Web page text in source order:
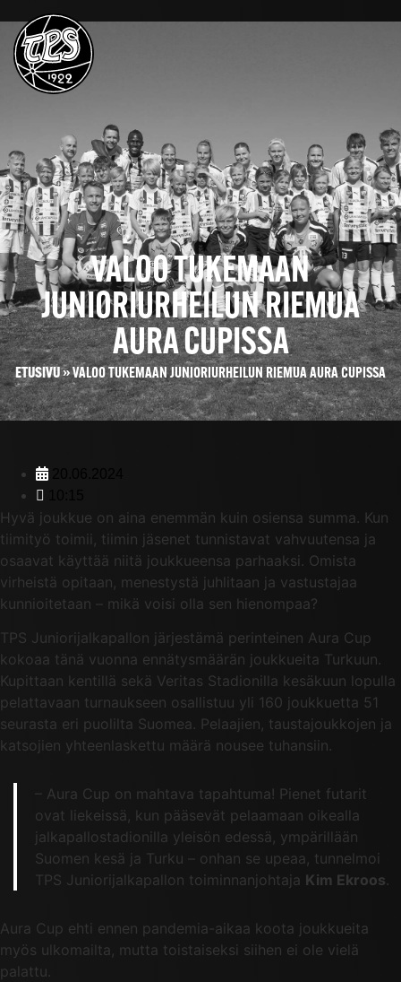
VALOO TUKEMAAN
JUNIORIURHEILUN RIEMUA
AURA CUPISSA
ETUSIVU»VALOO TUKEMAAN JUNIORIURHEILUN RIEMUA AURA CUPISSA
Hyvä joukkue on aina enemmän kuin osiensa summa. Kun
tiimityö toimii, tiimin jäsenet tunnistavat vahvuutensa ja
osaavat käyttää niitä joukkueensa parhaaksi. Omista
virheistä opitaan, menestystä juhlitaan ja vastustajaa
kunnioitetaan – mikä voisi olla sen hienompaa?
TPS Juniorijalkapallon järjestämä perinteinen Aura Cup
kokoaa tänä vuonna ennätysmäärän joukkueita Turkuun.
Kupittaan kentillä sekä Veritas Stadionilla kesäkuun lopulla
pelattavaan turnaukseen osallistuu yli 160 joukkuetta 51
seurasta eri puolilta Suomea. Pelaajien, taustajoukkojen ja
katsojien yhteenlaskettu määrä nousee tuhansiin.
– Aura Cup on mahtava tapahtuma! Pienet futarit
ovat liekeissä, kun pääsevät pelaamaan oikealla
jalkapallostadionilla yleisön edessä, ympärillään
Suomen kesä ja Turku – onhan se upeaa, tunnelmoi
TPS Juniorijalkapallon toiminnanjohtaja Kim Ekroos.
Aura Cup ehti ennen pandemia-aikaa koota joukkueita
myös ulkomailta, mutta toistaiseksi siihen ei ole vielä
palattu.